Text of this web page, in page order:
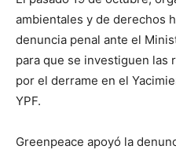
ambientales y de derechos
denuncia penal ante el
para que se investiguen las
por el derrame en el
YPF.
Greenpeace apoyó la